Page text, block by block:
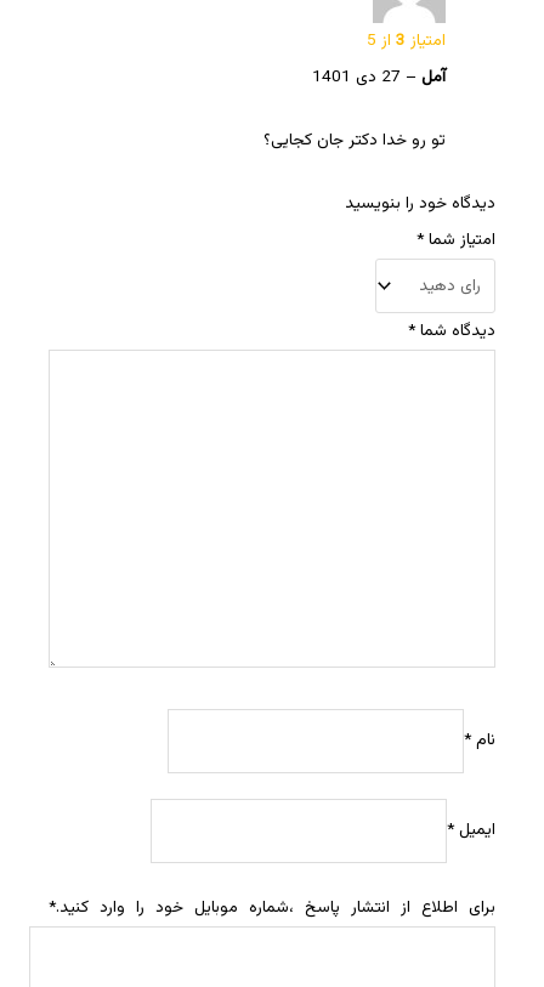
امتیاز 3 از 5
آمل – 27 دی 1401
تو رو خدا دکتر جان کجایی؟
دیدگاه خود را بنویسید
امتیاز شما*
دیدگاه شما*
نام*
ایمیل*
برای اطلاع از انتشار پاسخ ،شماره موبایل خود را وارد کنید.*